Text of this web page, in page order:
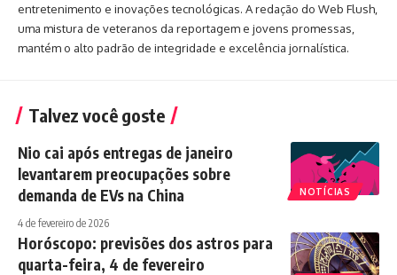
entretenimento e inovações tecnológicas. A redação do Web Flush,
uma mistura de veteranos da reportagem e jovens promessas,
mantém o alto padrão de integridade e excelência jornalística.
Talvez você goste
NOTÍCIAS
Nio cai após entregas de janeiro
levantarem preocupações sobre
demanda de EVs na China
4 de fevereiro de 2026
Horóscopo: previsões dos astros para
quarta-feira, 4 de fevereiro